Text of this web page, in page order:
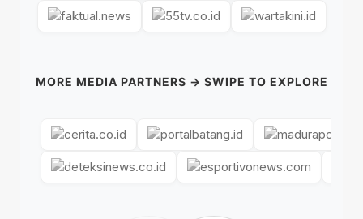
MORE MEDIA PARTNERS → SWIPE TO EXPLORE